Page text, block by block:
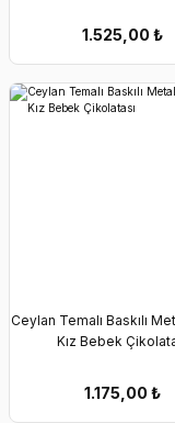
1.525,00₺
Ceylan Temalı Baskılı
Kız Bebek
1.175,00₺